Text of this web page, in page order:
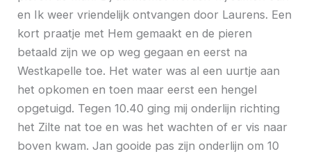
en Ik weer vriendelijk ontvangen door Laurens. Een
kort praatje met Hem gemaakt en de pieren
betaald zijn we op weg gegaan en eerst na
Westkapelle toe. Het water was al een uurtje aan
het opkomen en toen maar eerst een hengel
opgetuigd. Tegen 10.40 ging mij onderlijn richting
het Zilte nat toe en was het wachten of er vis naar
boven kwam. Jan gooide pas zijn onderlijn om 10